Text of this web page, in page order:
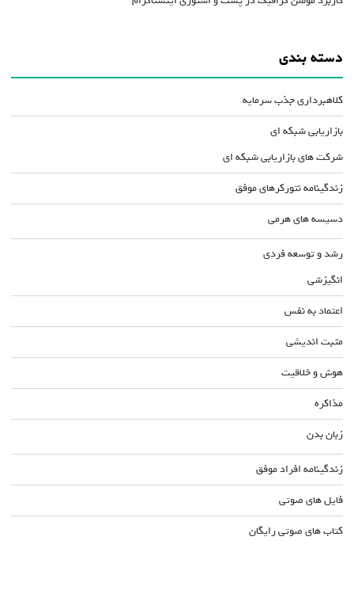
دسته بندی
کلاهبرداری جذب سرمایه
بازاریابی شبکه ای
شرکت های بازاریابی شبکه ای
زندگینامه نتورکرهای موفق
دسیسه های هرمی
رشد و توسعه فردی
انگیزشی
اعتماد به نفس
مثبت اندیشی
هوش و خلاقیت
مذاکره
زبان بدن
زندگینامه افراد موفق
فایل های صوتی
کتاب های صوتی رایگان